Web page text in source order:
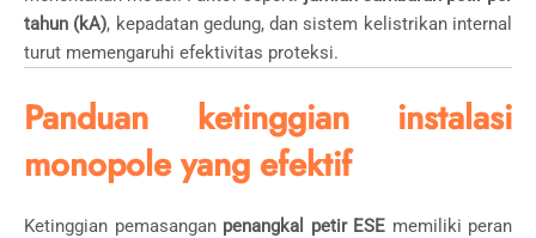
tahun (kA), kepadatan gedung, dan sistem kelistrikan internal
turut memengaruhi efektivitas proteksi.
Panduan ketinggian instalasi
monopole yang efektif
Ketinggian pemasangan penangkal petir ESE memiliki peran